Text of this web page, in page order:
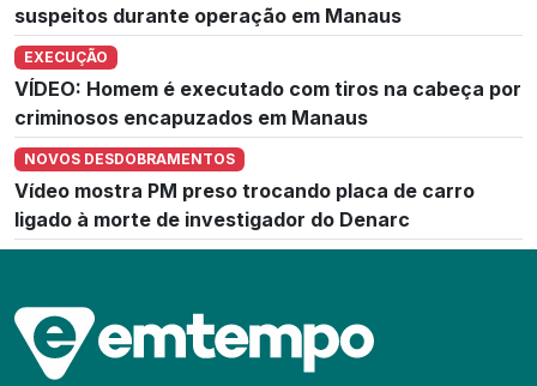
suspeitos durante operação em Manaus
EXECUÇÃO
VÍDEO: Homem é executado com tiros na cabeça por
criminosos encapuzados em Manaus
NOVOS DESDOBRAMENTOS
Vídeo mostra PM preso trocando placa de carro
ligado à morte de investigador do Denarc